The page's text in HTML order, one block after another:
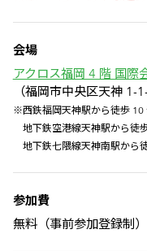
会場
アクロス福岡 4 階 国際
（福岡市中央区天神 1-1-
※西鉄福岡天神駅から徒歩 10
地下鉄空港線天神駅から徒
地下鉄七隈線天神南駅から
参加費
無料（事前参加登録制）